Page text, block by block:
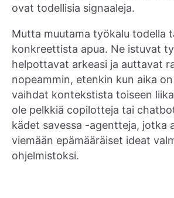
ovat todellisia signaaleja.
Mutta muutama työkalu todella
konkreettista apua. Ne istuvat
helpottavat arkeasi ja auttavat
nopeammin, etenkin kun aika
vaihdat kontekstista toiseen
ole pelkkiä copilotteja tai
kädet savessa -agentteja, jotka
viemään epämääräiset ideat
ohjelmistoksi.